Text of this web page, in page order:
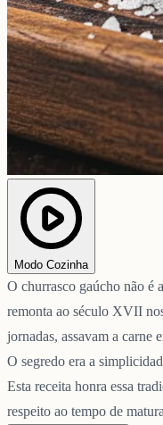
Modo Cozinha
O churrasco gaúcho não é
remonta ao século XVII
jornadas, assavam a carne
O segredo era a
Esta receita honra essa
respeito ao tempo de